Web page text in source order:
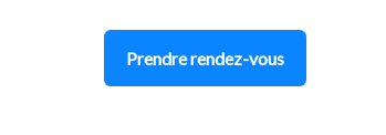
Prendre rendez-vous